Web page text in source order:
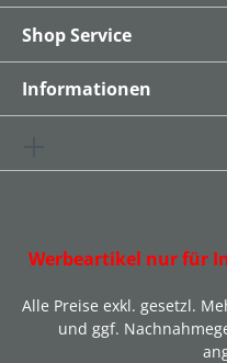
Shop Service
Informationen
Werbeartikel nur für
Alle Preise exkl. gesetzl.
und ggf.